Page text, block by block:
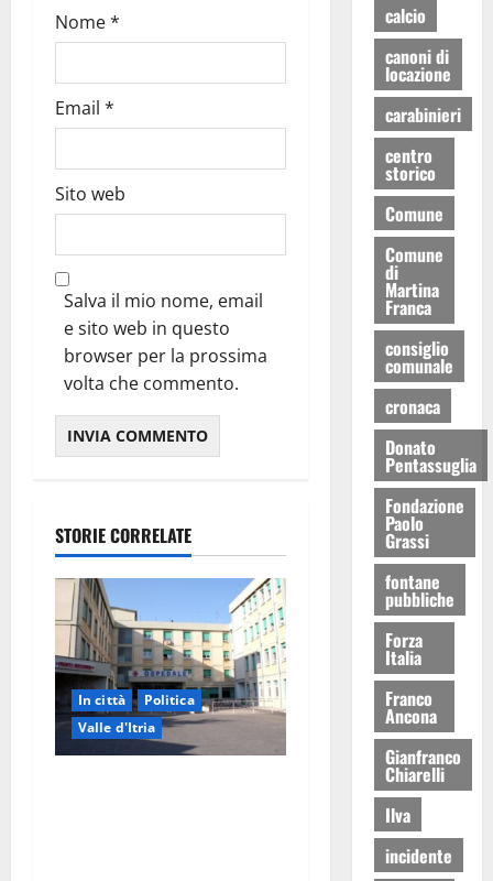
Nome*
Email *
Sito web
Salva il mio nome, email
e sito web in questo
browser per la prossima
volta che commento.
STORIE CORRELATE
In città
Politica
Valle d'Itria
calcio
canoni di
locazione
carabinieri
centro
storico
Comune
Comune
di
Martina
Franca
consiglio
comunale
cronaca
Donato
Pentassuglia
Fondazione
Paolo
Grassi
fontane
pubbliche
Forza
Italia
Franco
Ancona
Gianfranco
Chiarelli
Ilva
incidente